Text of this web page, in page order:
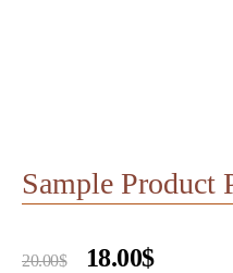
Sample Product
20.00$ 18.00$